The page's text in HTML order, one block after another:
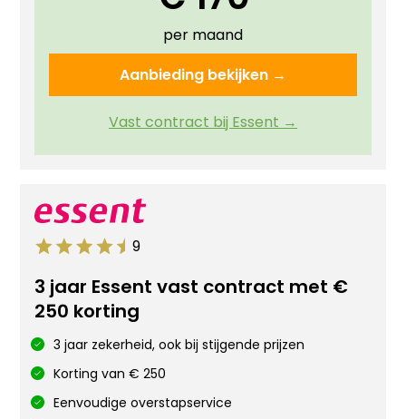
per maand
Aanbieding bekijken →
Vast contract bij Essent →
9
3 jaar Essent vast contract met €
250 korting
3 jaar zekerheid, ook bij stijgende prijzen
Korting van € 250
Eenvoudige overstapservice